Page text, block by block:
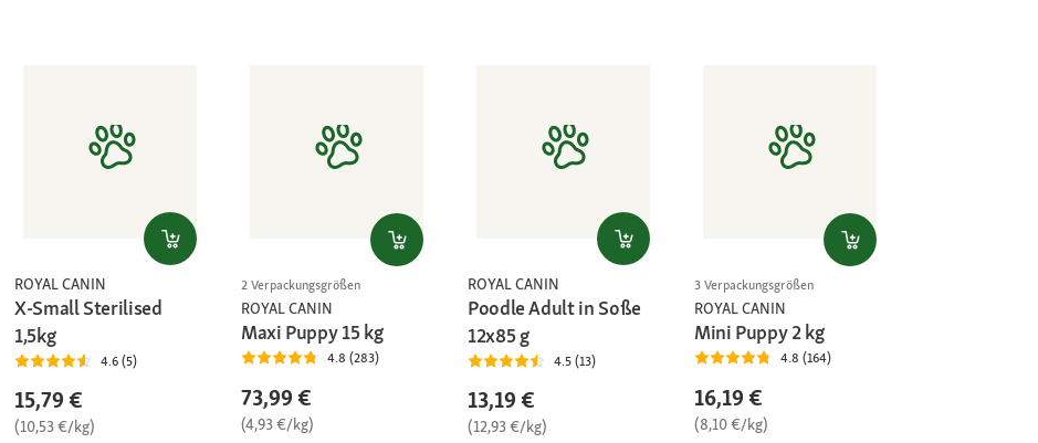
ROYAL CANIN
X-Small Sterilised
1,5kg
4.6 (5)
15,79 €
(10,53 €/kg)
2 Verpackungsgrößen
ROYAL CANIN
Maxi Puppy 15 kg
4.8 (283)
73,99 €
(4,93 €/kg)
ROYAL CANIN
Poodle Adult in Soße
12x85 g
4.5 (13)
13,19 €
(12,93 €/kg)
3 Verpackungsgrößen
ROYAL CANIN
Mini Puppy 2 kg
4.8 (164)
16,19 €
(8,10 €/kg)